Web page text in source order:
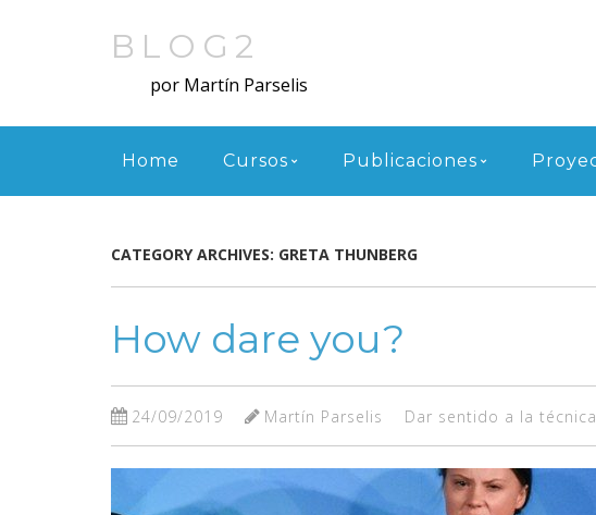
BLOG2
por Martín Parselis
Menu
Home Cursos Publicaciones
CATEGORY ARCHIVES: GRETA THUNBERG
How dare you?
24/09/2019 Martín Parselis Dar sentido a la técnica